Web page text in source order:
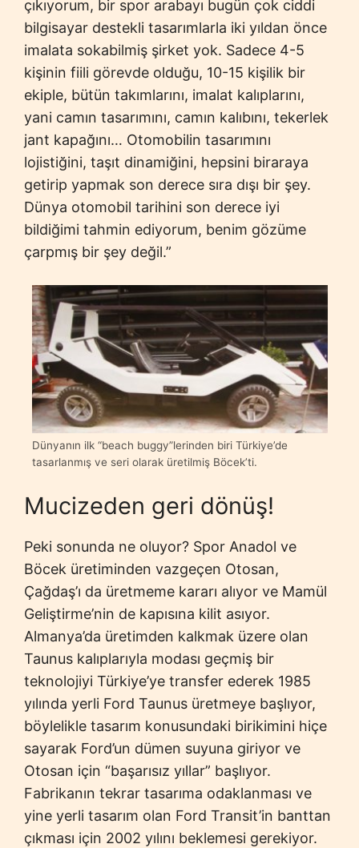
çıkıyorum, bir spor arabayı bugün çok ciddi
bilgisayar destekli tasarımlarla iki yıldan önce
imalata sokabilmiş şirket yok. Sadece 4-5
kişinin fiili görevde olduğu, 10-15 kişilik bir
ekiple, bütün takımlarını, imalat kalıplarını,
yani camın tasarımını, camın kalıbını, tekerlek
jant kapağını… Otomobilin tasarımını
lojistiğini, taşıt dinamiğini, hepsini biraraya
getirip yapmak son derece sıra dışı bir şey.
Dünya otomobil tarihini son derece iyi
bildiğimi tahmin ediyorum, benim gözüme
çarpmış bir şey değil.”
Dünyanın ilk “beach buggy”lerinden biri Türkiye’de
tasarlanmış ve seri olarak üretilmiş Böcek’ti.
Mucizeden geri dönüş!
Peki sonunda ne oluyor? Spor Anadol ve
Böcek üretiminden vazgeçen Otosan,
Çağdaş’ı da üretmeme kararı alıyor ve Mamül
Geliştirme’nin de kapısına kilit asıyor.
Almanya’da üretimden kalkmak üzere olan
Taunus kalıplarıyla modası geçmiş bir
teknolojiyi Türkiye’ye transfer ederek 1985
yılında yerli Ford Taunus üretmeye başlıyor,
böylelikle tasarım konusundaki birikimini hiçe
sayarak Ford’un dümen suyuna giriyor ve
Otosan için “başarısız yıllar” başlıyor.
Fabrikanın tekrar tasarıma odaklanması ve
yine yerli tasarım olan Ford Transit’in banttan
çıkması için 2002 yılını beklemesi gerekiyor.